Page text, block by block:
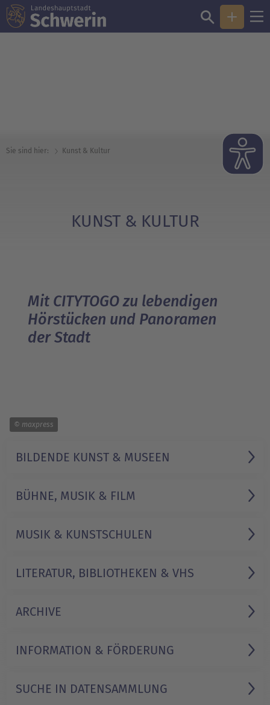
Sie sind hier: Kunst & Kultur
KUNST & KULTUR
Mit CITYTOGO zu lebendigen
Hörstücken und Panoramen
der Stadt
© maxpress
BILDENDE KUNST & MUSEEN
BÜHNE, MUSIK & FILM
MUSIK & KUNSTSCHULEN
LITERATUR, BIBLIOTHEKEN & VHS
ARCHIVE
INFORMATION & FÖRDERUNG
SUCHE IN DATENSAMMLUNG